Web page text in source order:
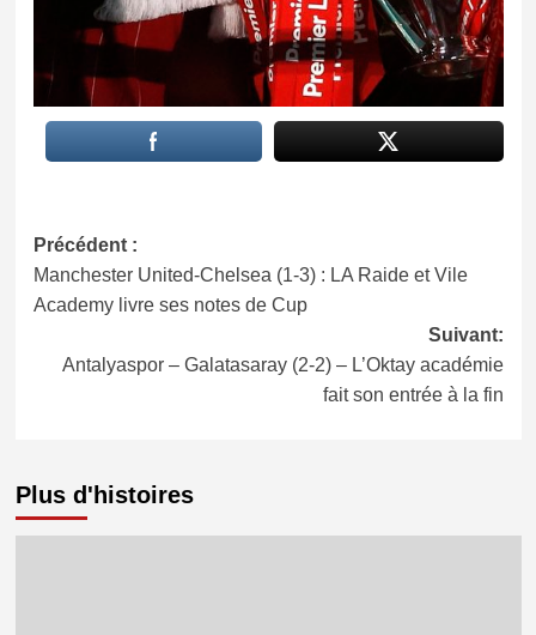
Navigation
d’article
Précédent :
Manchester United-Chelsea (1-3) : LA Raide et Vile
Academy livre ses notes de Cup
Suivant:
Antalyaspor – Galatasaray (2-2) – L’Oktay académie
fait son entrée à la fin
Plus d'histoires